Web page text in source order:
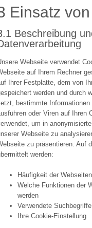
Einsatz
Beschreibung
Webseite verwendet
auf Ihrem Rechner
Ihrer Festplatte, dem von
werden und durch
bestimmte
oder Viren auf Ihren
um in
Webseite zu
zu präsentieren. Auf
werden:
Häufigkeit der
Welche Funktionen der
werden
Verwendete Suchbegriffe
Ihre Cookie-Einstellung